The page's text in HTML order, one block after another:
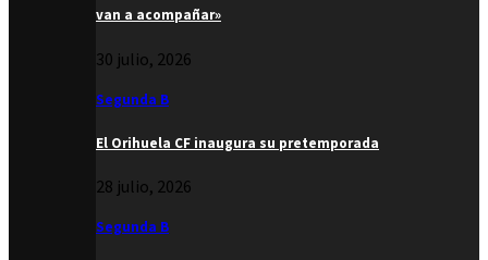
van a acompañar»
30 julio, 2026
Segunda B
El Orihuela CF inaugura su pretemporada
28 julio, 2026
Segunda B